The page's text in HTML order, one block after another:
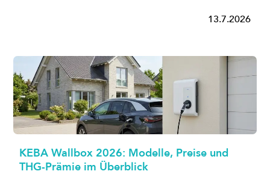
13.7.2026
KEBA Wallbox 2026: Modelle, Preise und
THG-Prämie im Überblick